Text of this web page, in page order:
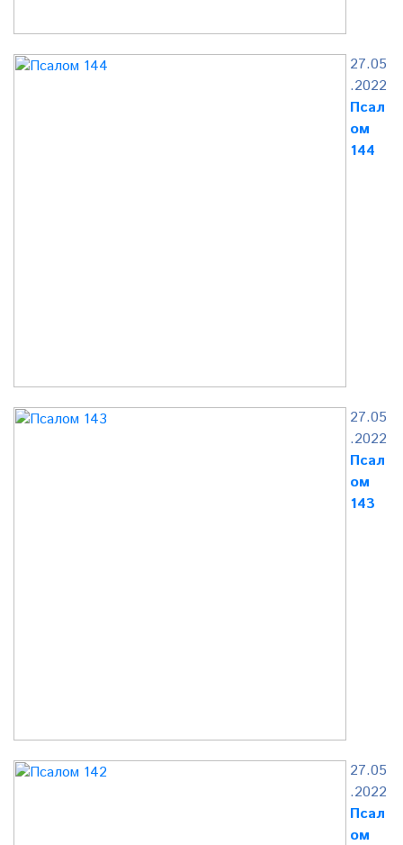
27.05
.2022
Псал
ом
144
27.05
.2022
Псал
ом
143
27.05
.2022
Псал
ом